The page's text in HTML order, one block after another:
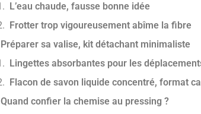
L’eau chaude, fausse bonne idée
Frotter trop vigoureusement abîme la fibre
Préparer sa valise, kit détachant minimaliste
Lingettes absorbantes pour les
Flacon de savon liquide concentré, format
Quand confier la chemise au pressing ?